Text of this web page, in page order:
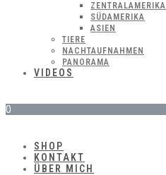
ZENTRALAMERIKA
SÜDAMERIKA
ASIEN
TIERE
NACHTAUFNAHMEN
PANORAMA
VIDEOS
0
SHOP
KONTAKT
ÜBER MICH